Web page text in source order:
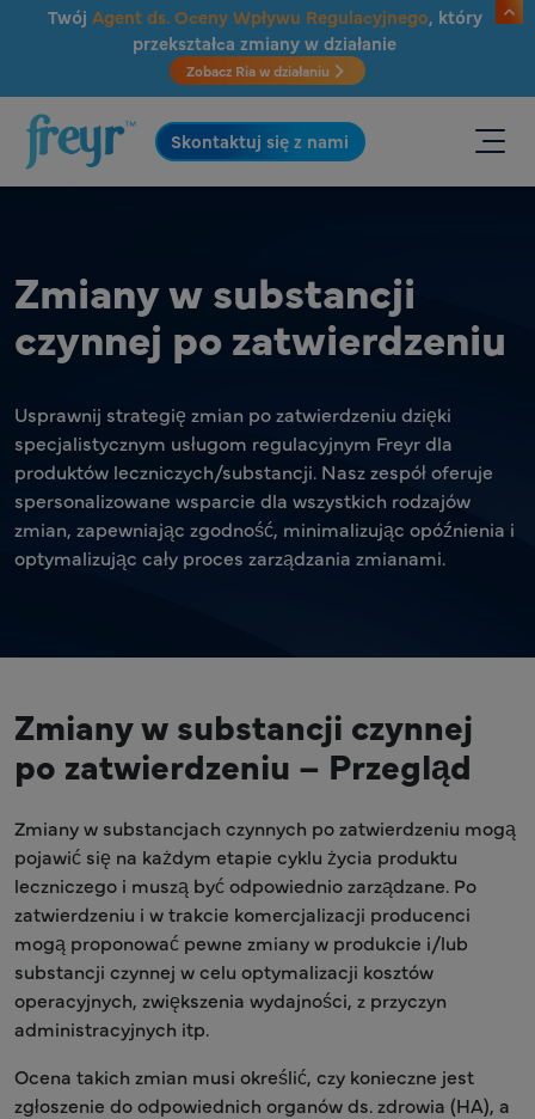
Przejdź do głównej treści
Twój Agent ds. Oceny Wpływu Regulacyjnego, który
przekształca zmiany w działanie
Zobacz Ria w działaniu
.
Skontaktuj się z nami
Zmiany w substancji
czynnej po zatwierdzeniu
Usprawnij strategię zmian po zatwierdzeniu dzięki
specjalistycznym usługom regulacyjnym Freyr dla
produktów leczniczych/substancji. Nasz zespół oferuje
spersonalizowane wsparcie dla wszystkich rodzajów
zmian, zapewniając zgodność, minimalizując opóźnienia i
optymalizując cały proces zarządzania zmianami.
Zmiany w substancji czynnej
po zatwierdzeniu – Przegląd
Zmiany w substancjach czynnych po zatwierdzeniu mogą
pojawić się na każdym etapie cyklu życia produktu
leczniczego i muszą być odpowiednio zarządzane. Po
zatwierdzeniu i w trakcie komercjalizacji producenci
mogą proponować pewne zmiany w produkcie i/lub
substancji czynnej w celu optymalizacji kosztów
operacyjnych, zwiększenia wydajności, z przyczyn
administracyjnych itp.
Ocena takich zmian musi określić, czy konieczne jest
zgłoszenie do odpowiednich organów ds. zdrowia (HA), a